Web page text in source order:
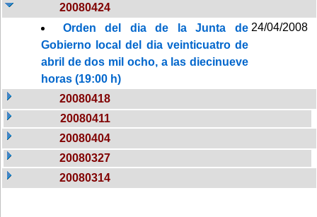
20080424
Orden del dia de la Junta de
Gobierno local del dia veinticuatro de
abril de dos mil ocho, a las diecinueve
horas (19:00 h)
24/04/2008
20080418
20080411
20080404
20080327
20080314